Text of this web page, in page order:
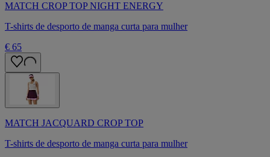
MATCH CROP TOP NIGHT ENERGY
T-shirts de desporto de manga curta para mulher
€ 65
MATCH JACQUARD CROP TOP
T-shirts de desporto de manga curta para mulher